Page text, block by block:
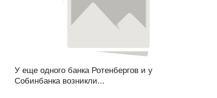
У еще одного банка Ротенбергов и у
Собинбанка возникли...